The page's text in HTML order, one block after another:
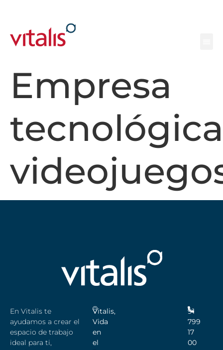
Empresa
tecnológica
En Vitalis te
ayudamos a crear el
espacio de trabajo
ideal para ti,
Vitalis,
Vida
en
el
91
799
17
00